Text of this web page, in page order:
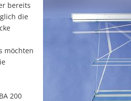
bereits
die
möchten
200